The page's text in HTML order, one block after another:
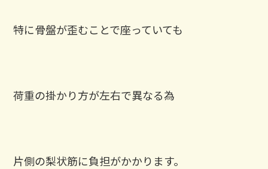
特に骨盤が歪むことで座っていても
荷重の掛かり方が左右で異なる為
片側の梨状筋に負担がかかります。